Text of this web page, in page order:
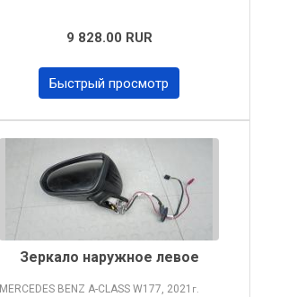
9 828.00 RUR
Быстрый просмотр
Зеркало наружное левое
MERCEDES BENZ A-CLASS W177, 2021 г.